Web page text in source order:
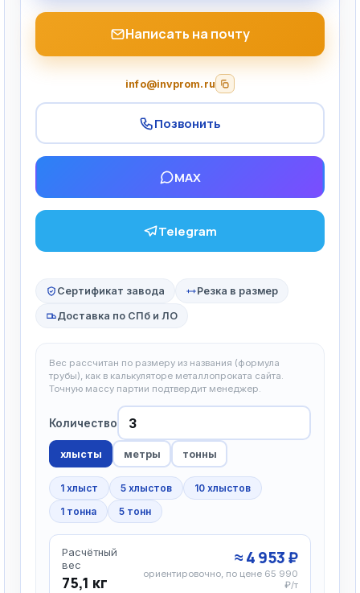
Написать на почту
info@invprom.ru
Позвонить
MAX
Telegram
Сертификат завода Резка в размер
Доставка по СПб и ЛО
Вес рассчитан по размеру из названия (формула
трубы), как в калькуляторе металлопроката сайта.
Точную массу партии подтвердит менеджер.
Количество
хлысты метры тонны
1 хлыст 5 хлыстов
10 хлыстов
1 тонна
5 тонн
Расчётный
вес
75,1 кг
≈ 4 953 ₽
ориентировочно, по цене 65 990
₽/т